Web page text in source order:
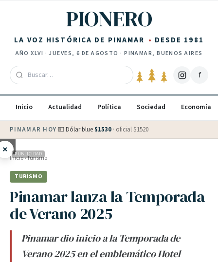
PIONERO
LA VOZ HISTÓRICA DE PINAMAR DESDE 1981
AÑOXLVI ·JUEVES, 6 DE AGOSTO · PINAMAR, BUENOS AIRES
f
Inicio Actualidad Política Sociedad Economía
PINAMAR HOY·💵 Dólar blue $1530 · oficial $1520
× PUBLICIDAD
Inicio›Turismo
TURISMO
Pinamar lanza la Temporada
de Verano 2025
Pinamar dio inicio a la Temporada de
Verano 2025 en el emblemático Hotel